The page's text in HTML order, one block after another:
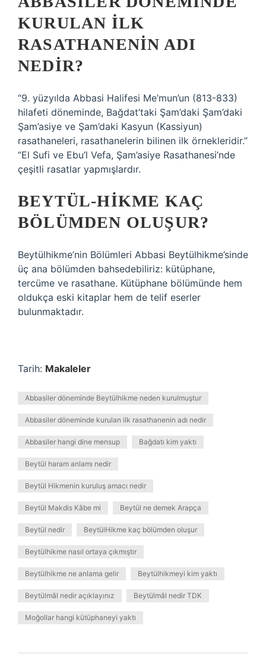
KURULAN ILK
RASATHANENIN ADI
NEDIR?
“9. yüzyılda Abbasi Halifesi Me’mun’un (813-833)
hilafeti döneminde, Bağdat’taki Şam’daki Şam’daki
Şam’asiye ve Şam’daki Kasyun (Kassiyun)
rasathaneleri, rasathanelerin bilinen ilk örnekleridir.”
“El Sufi ve Ebu’l Vefa, Şam’asiye Rasathanesi’nde
çeşitli rasatlar yapmışlardır.
BEYTÜL-HIKME KAÇ
BÖLÜMDEN OLUŞUR?
Beytülhikme’nin Bölümleri Abbasi Beytülhikme’sinde
üç ana bölümden bahsedebiliriz: kütüphane,
tercüme ve rasathane. Kütüphane bölümünde hem
oldukça eski kitaplar hem de telif eserler
bulunmaktadır.
Tarih: Makaleler
Abbasiler döneminde Beytülhikme neden kurulmuştur
Abbasiler döneminde kurulan ilk rasathanenin adı nedir
Abbasiler hangi dine mensup Bağdatı kim yaktı
Beytül haram anlamı nedir
Beytül Hikmenin kuruluş amacı nedir
Beytül Makdis Kâbe mi Beytül ne demek Arapça
Beytül nedir BeytülHikme kaç bölümden oluşur
Beytülhikme nasıl ortaya çıkmıştır
Beytülhikme ne anlama gelir Beytülhikmeyi kim yaktı
Beytülmâl nedir açıklayınız Beytülmâl nedir TDK
Moğollar hangi kütüphaneyi yaktı